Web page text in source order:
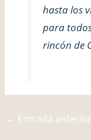
hasta los
para
rincón de
← Entrada anterior